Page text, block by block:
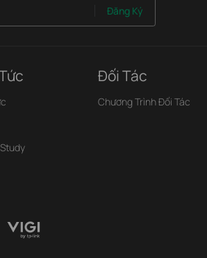
Đăng Ký
Đối Tác
Chương Trình Đối Tác